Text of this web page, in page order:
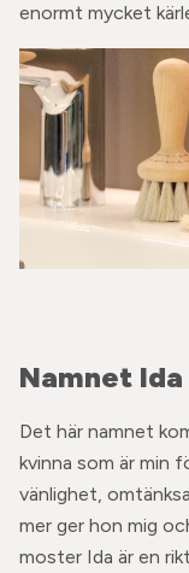
enormt mycket
Namnet Ida
Det här namnet
kvinna som är min
vänlighet,
mer ger hon mig
moster Ida är en